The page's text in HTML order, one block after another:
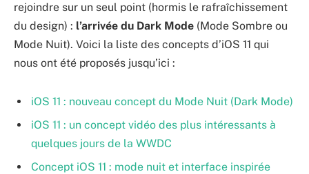
rejoindre sur un seul point (hormis le rafraîchissement
du design) : l’arrivée du Dark Mode (Mode Sombre ou
Mode Nuit). Voici la liste des concepts d’iOS 11 qui
nous ont été proposés jusqu’ici :
iOS 11 : nouveau concept du Mode Nuit (Dark Mode)
iOS 11 : un concept vidéo des plus intéressants à
quelques jours de la WWDC
Concept iOS 11 : mode nuit et interface inspirée